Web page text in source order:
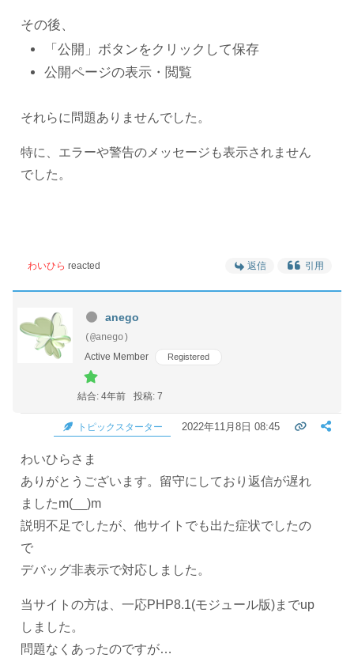
その後、
「公開」ボタンをクリックして保存
公開ページの表示・閲覧
それらに問題ありませんでした。
特に、エラーや警告のメッセージも表示されません
でした。
わいひら reacted 返信 引用
anego
(@anego)
Active Member
Registered
結合: 4年前 投稿: 7
トピックスターター 2022年11月8日 08:45
わいひらさま
ありがとうございます。留守にしており返信が遅れ
ましたm(__)m
説明不足でしたが、他サイトでも出た症状でしたの
で
デバッグ非表示で対応しました。
当サイトの方は、一応PHP8.1(モジュール版)までup
しました。
問題なくあったのですが…